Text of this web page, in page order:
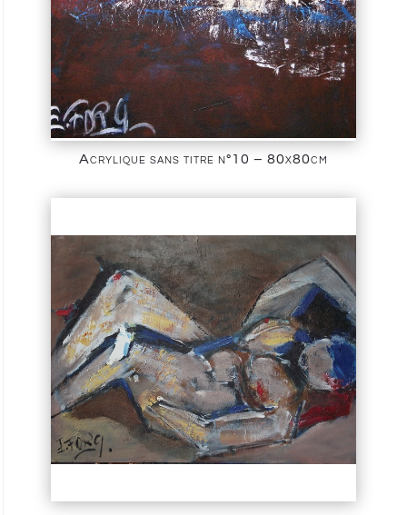
Acrylique sans titre n°10 – 80x80cm